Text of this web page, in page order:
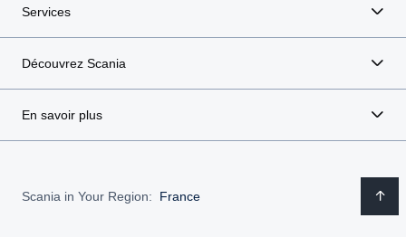
Services
Découvrez Scania
En savoir plus
Scania in Your Region: France